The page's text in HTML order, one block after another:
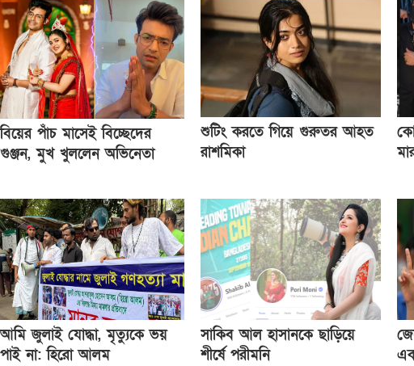
বিয়ের পাঁচ মাসেই বিচ্ছেদের
গুঞ্জন, মুখ খুললেন অভিনেতা
শুটিং করতে গিয়ে গুরুতর আহত
রাশমিকা
আমি জুলাই যোদ্ধা, মৃত্যুকে ভয়
পাই না: হিরো আলম
সাকিব আল হাসানকে ছাড়িয়ে
শীর্ষে পরীমনি